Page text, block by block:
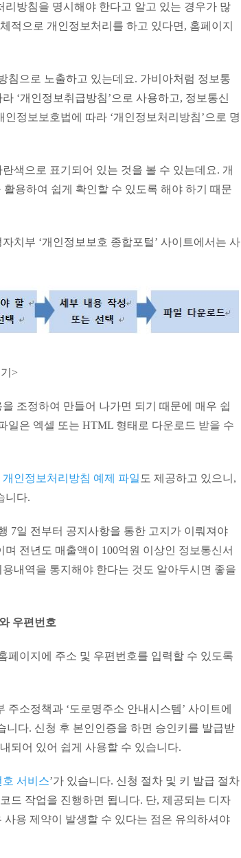
방침을 명시해야 한다고 알고 있는 경우가 많
적으로 개인정보처리를 하고 있다면, 홈페이지
침으로 노출하고 있는데요. 가비아처럼 정보통
‘개인정보취급방침’으로 사용하고, 정보통신
정보보호법에 따라 ‘개인정보처리방침’으로 명
색으로 표기되어 있는 것을 볼 수 있는데요. 개
용하여 쉽게 확인할 수 있도록 해야 하기 때문
치부 ‘개인정보보호 종합포털’ 사이트에서는 사
>
조정하여 만들어 나가면 되기 때문에 매우 쉽
일은 엑셀 또는 HTML 형태로 다운로드 받을 수
인정보처리방침 예제 파일 도 제공하고 있으니,
니다.
7일 전부터 공지사항을 통한 고지가 이뤄져야
전년도 매출액이 100억원 이상인 정보통신서
내역을 통지해야 한다는 것도 알아두시면 좋을
우편번호
페이지에 주소 및 우편번호를 입력할 수 있도록
소정책과 ‘도로명주소 안내시스템’ 사이트에
니다. 신청 후 본인인증을 하면 승인키를 발급받
되어 있어 쉽게 사용할 수 있습니다.
호 서비스’가 있습니다. 신청 절차 및 키 발급 절차
드 작업을 진행하면 됩니다. 단, 제공되는 디자
용 제약이 발생할 수 있다는 점은 유의하셔야